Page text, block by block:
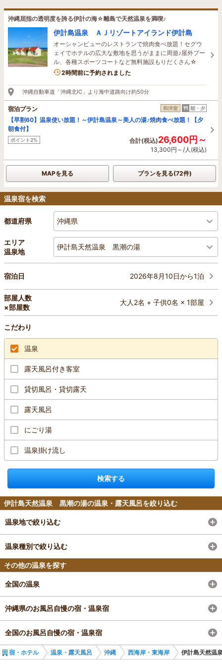
沖縄屈指の透明度を誇る伊計の海☆離島で天然温泉を満喫♪
伊計島温泉 ＡＪリゾートアイランド伊計島
オーシャンビューのレストランで焼肉食べ放題！セグウ
ェイでホテルの広大な敷地を思うがままに周遊♪屋外プー
ル、各種スポーツコートなど無料施設もりだくさん☆
1名がこの宿を見ています
2時間前に予約されました
沖縄自動車道「沖縄北IC」より海中道路向け約50分
宿泊プラン 和洋室 朝・夕
【早割60】温泉使い放題！～伊計島温泉～美人の湯♪焼肉食べ放題！【夕
朝食付】
ポイント2% 合計(税込)26,600円～
13,300円～/人(税込)
MAPを見る プランを見る(72件)
温泉宿を検索
都道府県 沖縄県
エリア
温泉地
伊計島天然温泉 黒潮の湯
宿泊日 2026年8月10日から1泊
部屋人数
×部屋数
大人2名 + 子供0名 × 1部屋
こだわり
温泉
露天風呂付き客室
貸切風呂・貸切露天
露天風呂
にごり湯
温泉掛け流し
検索する
伊計島天然温泉 黒潮の湯の温泉・露天風呂を絞り込む
温泉地で絞り込む
温泉種別で絞り込む
その他の温泉を探す
全国の温泉
沖縄県のお風呂自慢の宿・温泉宿
全国のお風呂自慢の宿・温泉宿
宿・ホテル 温泉・露天風呂 沖縄 西海岸・東海岸 伊計島天然温